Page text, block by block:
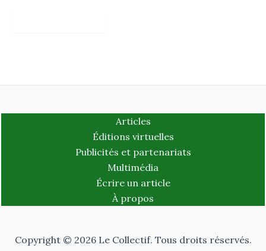
Articles
Éditions virtuelles
Publicités et partenariats
Multimédia
Écrire un article
À propos
Copyright © 2026 Le Collectif. Tous droits réservés.